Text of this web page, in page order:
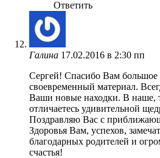
Ответить
Галина 17.02.2016 в 2:30 пп
Сергей! Спасибо Вам большое
своевременный материал.
Ваши новые находки. В наше,
отличаетесь удивительной
Поздравляю Вас с
Здоровья Вам, успехов,
благодарных родителей и
счастья!